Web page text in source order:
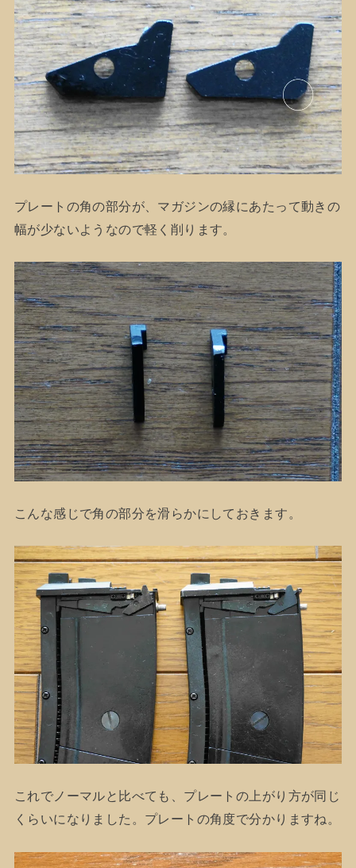
プレートの角の部分が、マガジンの縁にあたって動きの
幅が少ないようなので軽く削ります。
こんな感じで角の部分を滑らかにしておきます。
これでノーマルと比べても、プレートの上がり方が同じ
くらいになりました。プレートの角度で分かりますね。